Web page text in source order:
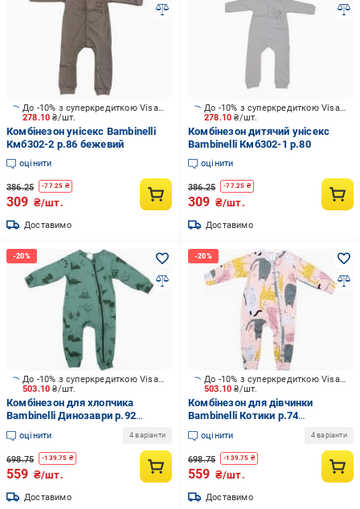
278.10₴/шт.
До -10% з суперкредиткою Visa Вигода
Комбінезон унісекс Bambinelli
Кмб302-2 р.86 бежевий
оцінити
386.25 -77.25 ₴
309 ₴/шт.
Доставимо
278.10₴/шт.
До -10% з суперкредиткою Visa Вигода
Комбінезон дитячий унісекс
Bambinelli Кмб302-1 р.80
оцінити
386.25 -77.25 ₴
309 ₴/шт.
Доставимо
503.10₴/шт.
До -10% з суперкредиткою Visa Вигода
Комбінезон для хлопчика
Bambinelli Динозаври р.92
зелений 0301
оцінити 4 варіанти
698.75 -139.75 ₴
559 ₴/шт.
Доставимо
503.10₴/шт.
До -10% з суперкредиткою Visa Вигода
Комбінезон для дівчинки
Bambinelli Котики р.74
персиковий 0298
оцінити 4 варіанти
698.75 -139.75 ₴
559 ₴/шт.
Доставимо